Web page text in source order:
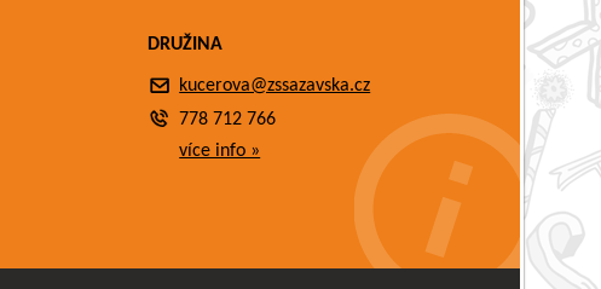
DRUŽINA
kucerova@zssazavska.cz
778 712 766
více info »